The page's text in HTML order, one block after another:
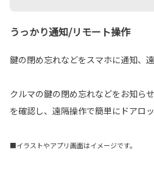
うっかり通知/リモート操作
鍵の閉め忘れなどをスマホに通知、遠
クルマの鍵の閉め忘れなどをお知ら
を確認し、遠隔操作で簡単にドアロッ
■イラストやアプリ画面はイメージです。